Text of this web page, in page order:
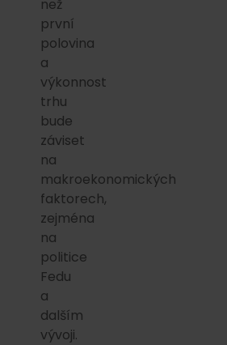
než
první
polovina
a
výkonnost
trhu
bude
záviset
na
makroekonomických
faktorech,
zejména
na
politice
Fedu
a
dalším
vývoji.